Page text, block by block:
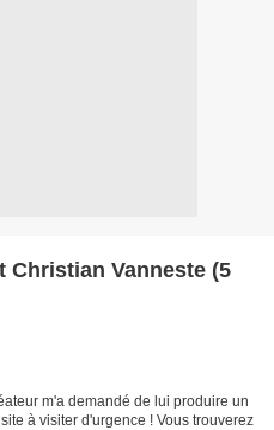
Christian Vanneste (5
m'a demandé de lui produire un
à visiter d'urgence ! Vous trouverez